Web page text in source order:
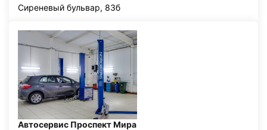
Сиреневый бульвар, 83б
Автосервис Проспект Мира